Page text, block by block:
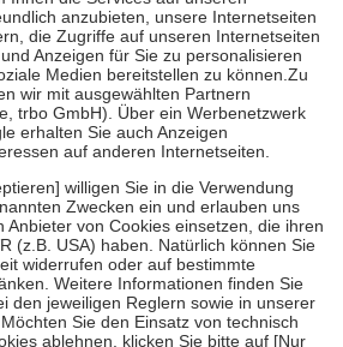
auch für Online-Apotheken.
Krankenpflege beträgt die
der Kosten sowie zehn Euro je
Versicherten für ihre eigene Gesundheit zu
Stellung der Familie zu unterstützen,
an bei:
bis zum vollendeten 18. Lebensjahr
und Früherkennung, die von der